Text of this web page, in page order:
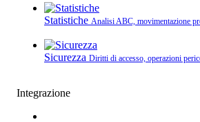
Statistiche Analisi ABC, movimentazione
Sicurezza Diritti di accesso, operazioni
Integrazione